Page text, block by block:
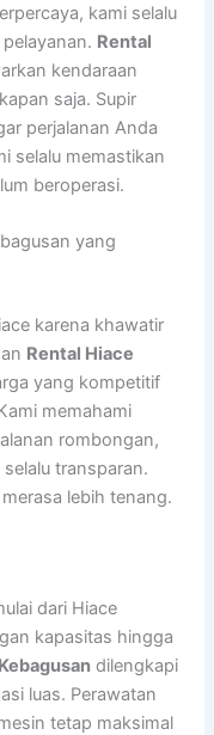
kami selalu
Rental
kendaraan
saja. Supir
perjalanan Anda
selalu memastikan
beroperasi.
yang
karena khawatir
Rental Hiace
yang kompetitif
memahami
rombongan,
transparan.
lebih tenang.
dari Hiace
kapasitas hingga
dilengkapi
luas. Perawatan
tetap maksimal